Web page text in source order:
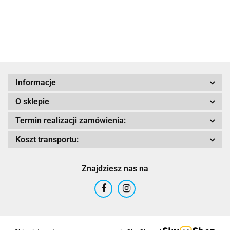
Airoh 2016
Informacje
O sklepie
Termin realizacji zamówienia:
Koszt transportu:
Znajdziesz nas na